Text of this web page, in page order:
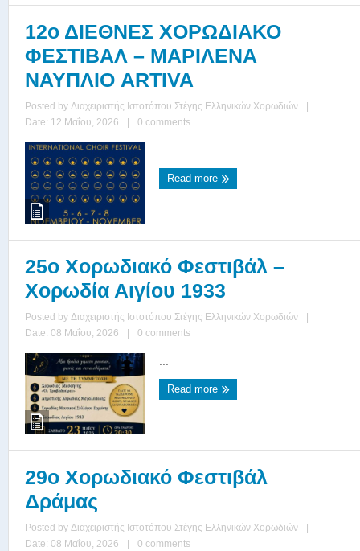
12ο ΔΙΕΘΝΕΣ ΧΟΡΩΔΙΑΚΟ
ΦΕΣΤΙΒΑΛ – ΜΑΡΙΛΕΝΑ
ΝΑΥΠΛΙΟ ARTIVA
Posted by Διαχειριστής Ιστοτόπου Στέγης Ελληνικών Χορωδιών
|
Date: 12 Μαΐου, 2026
| 0 comments
Read more
25ο Χορωδιακό Φεστιβάλ –
Χορωδία Αιγίου 1933
Posted by Διαχειριστής Ιστοτόπου Στέγης Ελληνικών Χορωδιών
|
Date: 08 Μαΐου, 2026
| 0 comments
Read more
29ο Χορωδιακό Φεστιβάλ
Δράμας
Posted by Διαχειριστής Ιστοτόπου Στέγης Ελληνικών Χορωδιών
|
Date: 08 Μαΐου, 2026
| 0 comments